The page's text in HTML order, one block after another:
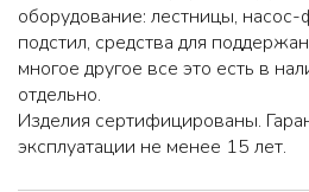
оборудование: лестницы,
подстил, средства для
многое другое все это есть в
отдельно.
Изделия сертифицированы.
эксплуатации не менее 15 лет.